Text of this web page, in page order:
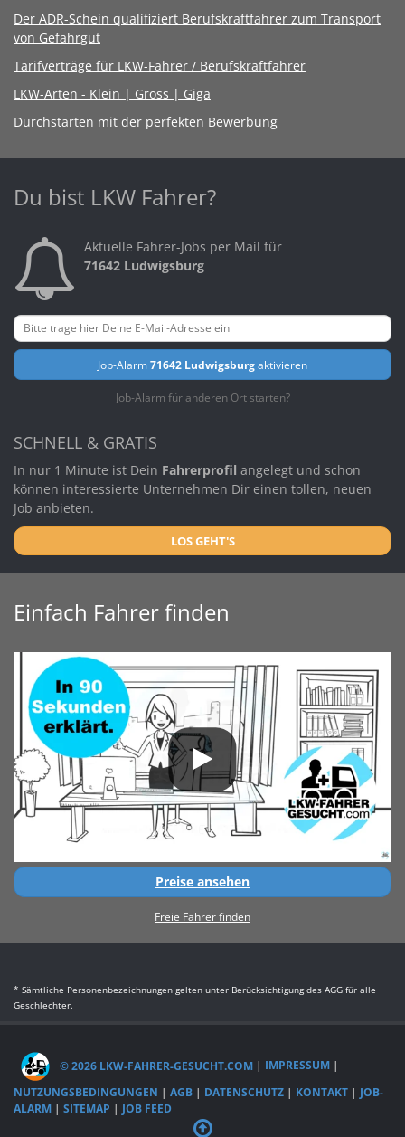
Der ADR-Schein qualifiziert Berufskraftfahrer zum Transport
von Gefahrgut
Tarifverträge für LKW-Fahrer / Berufskraftfahrer
LKW-Arten - Klein | Gross | Giga
Durchstarten mit der perfekten Bewerbung
Du bist LKW Fahrer?
Aktuelle Fahrer-Jobs per Mail für
71642 Ludwigsburg
Job-Alarm71642 Ludwigsburgaktivieren
Job-Alarm für anderen Ort starten?
SCHNELL & GRATIS
In nur 1 Minute ist Dein Fahrerprofil angelegt und schon
können interessierte Unternehmen Dir einen tollen, neuen
Job anbieten.
LOS GEHT'S
Einfach Fahrer finden
Preise ansehen
Freie Fahrer finden
* Sämtliche Personenbezeichnungen gelten unter Berücksichtigung des AGG für alle
Geschlechter.
© 2026 LKW-FAHRER-GESUCHT.COM | IMPRESSUM |
NUTZUNGSBEDINGUNGEN | AGB | DATENSCHUTZ | KONTAKT | JOB-
ALARM | SITEMAP | JOB FEED